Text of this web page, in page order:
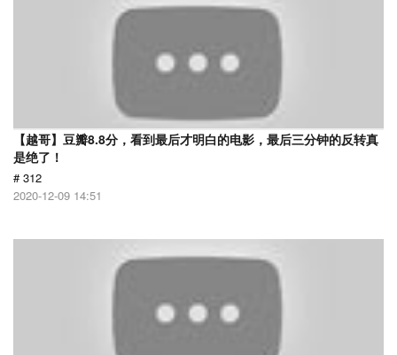
【越哥】豆瓣8.8分，看到最后才明白的电影，最后三分钟的反转真
是绝了！
# 312
2020-12-09 14:51